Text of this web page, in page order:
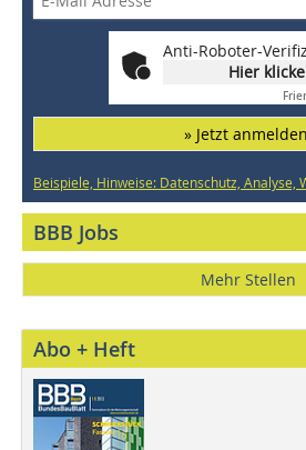
Anti-Roboter-
Hier
» Jetzt
Beispiele, Hinweise: Datenschutz, Analyse,
BBB Jobs
Mehr Stellen
Abo + Heft